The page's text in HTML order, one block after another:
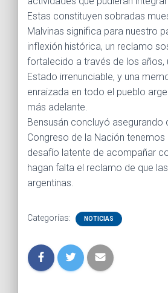
Estas constituyen sobradas
Malvinas significa para nuestro
inflexión histórica, un reclamo
fortalecido a través de los años,
Estado irrenunciable, y una
enraizada en todo el pueblo
más adelante.
Bensusán concluyó asegurando
Congreso de la Nación tenemos
desafío latente de acompañar
hagan falta el reclamo de que
argentinas.
Categorías: NOTICIAS